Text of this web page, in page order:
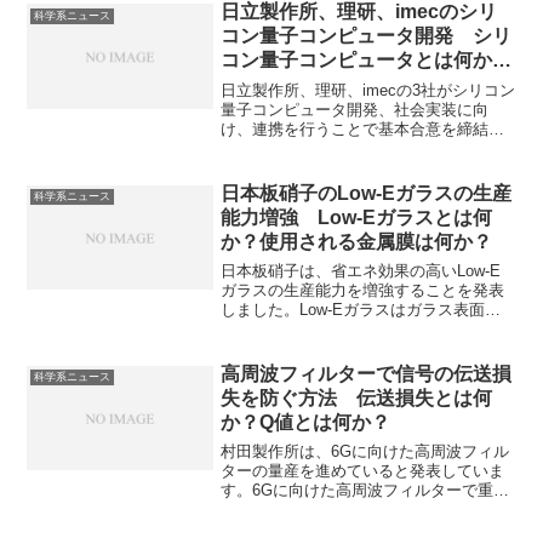
科学系ニュース
日立製作所、理研、imecのシリ
コン量子コンピュータ開発 シリ
コン量子コンピュータとは何か？
連携の目的は何か？
日立製作所、理研、imecの3社がシリコン
量子コンピュータ開発、社会実装に向
け、連携を行うことで基本合意を締結し
量子ドットに閉じ込めた電子のスピンを
量子ビットとして利用する方式の量子コ
ンピュータの一種です。連携の理由やシ
リコン量子コンピュータの特徴を知るこ
とができます。
科学系ニュース
日本板硝子のLow-Eガラスの生産
能力増強 Low-Eガラスとは何
か？使用される金属膜は何か？
日本板硝子は、省エネ効果の高いLow-E
ガラスの生産能力を増強することを発表
しました。Low-Eガラスはガラス表面に
とで、冬は室内の暖かさを保ち、夏は日
差しによる温度上昇を抑制します。どの
ような金属膜が使われるのか、なぜ熱の
放射を抑えることができるのかを知るこ
とができます。
科学系ニュース
高周波フィルターで信号の伝送損
失を防ぐ方法 伝送損失とは何
か？Q値とは何か？
村田製作所は、6Gに向けた高周波フィル
ターの量産を進めていると発表していま
す。6Gに向けた高周波フィルターで重要